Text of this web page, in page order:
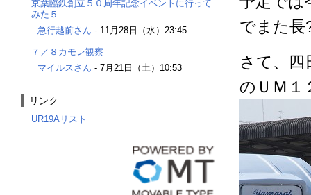
でまた長
さて、
のＵＭ１
京葉臨鉄創立５０周年記念イベントに行って
みた５
急行越前さん - 11月28日（水）23:45
７／８カモレ観察
マイルスさん - 7月21日（土）10:53
リンク
UR19Aリスト